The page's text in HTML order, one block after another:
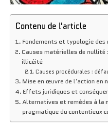
Contenu de l'article
Fondements et typologie
Causes matérielles de nullité
illicéité
Causes procédurales :
Mise en œuvre de l’action en
Effets juridiques et
Alternatives et remèdes à la
pragmatique du contentieux